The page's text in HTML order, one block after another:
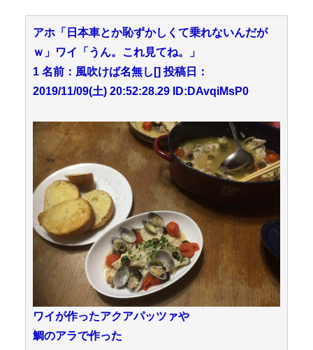
アホ「日本車とか恥ずかしくて乗れないんだが
ｗ」ワイ「うん。これ見てね。」
1 名前：風吹けば名無し[] 投稿日：
2019/11/09(土) 20:52:28.29 ID:DAvqiMsP0
ワイが作ったアクアパッツァや
鯛のアラで作った